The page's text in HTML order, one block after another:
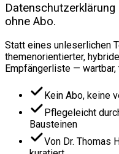
ohne Abo.
Statt eines unleserlichen
themenorientierter,
Empfängerliste — wartbar,
Kein Abo, keine
Pflegeleicht
Bausteinen
Von Dr. Thomas